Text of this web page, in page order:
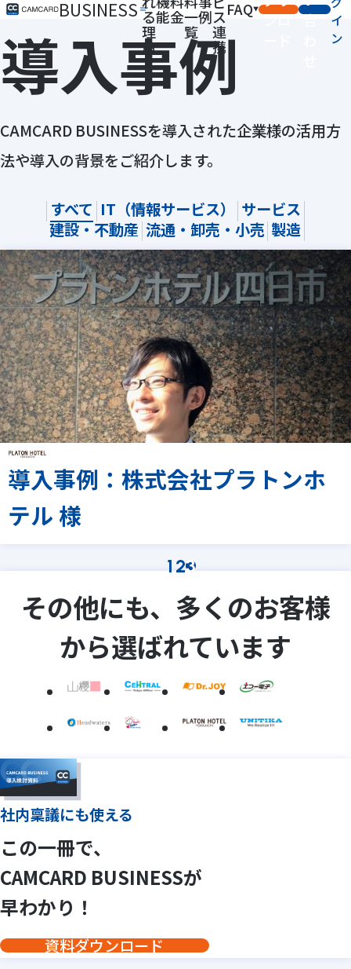
BUSINESS る
理
由
能金一
覧
例ス
連
携
FAQ
ンロ 合
イ
ン
導入事例
CAMCARD BUSINESSを導入された企業様の活用方
法や導入の背景をご紹介します。
すべて IT（情報サービス）
サービス
建設・不動産 流通・卸売・小売 製造
導入事例：株式会社プラトンホ
テル 様
123
その他にも、多くのお客様
から選ばれています
社内稟議にも使える
この一冊で、
CAMCARD BUSINESSが
早わかり！
資料ダウンロード